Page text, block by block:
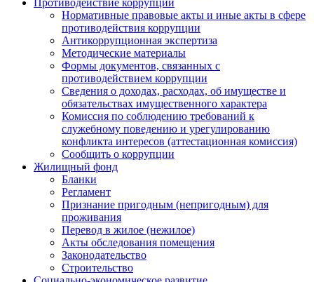
Противодействие коррупции
Нормативные правовые акты и иные акты в сфере
противодействия коррупции
Антикоррупционная экспертиза
Методические материалы
Формы документов, связанных с
противодействием коррупции
Сведения о доходах, расходах, об имуществе и
обязательствах имущественного характера
Комиссия по соблюдению требований к
служебному поведению и урегулированию
конфликта интересов (аттестационная комиссия)
Сообщить о коррупции
Жилищный фонд
Бланки
Регламент
Признание пригодным (непригодным) для
проживания
Перевод в жилое (нежилое)
Акты обследования помещения
Законодательство
Строительство